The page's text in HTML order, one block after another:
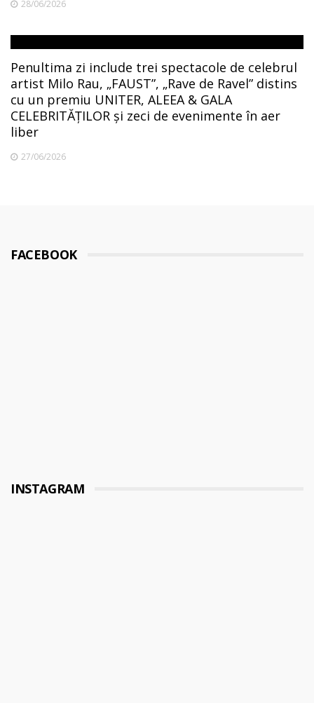
28/06/2026
Penultima zi include trei spectacole de celebrul
artist Milo Rau, „FAUST”, „Rave de Ravel” distins
cu un premiu UNITER, ALEEA & GALA
CELEBRITĂȚILOR și zeci de evenimente în aer
liber
27/06/2026
FACEBOOK
INSTAGRAM